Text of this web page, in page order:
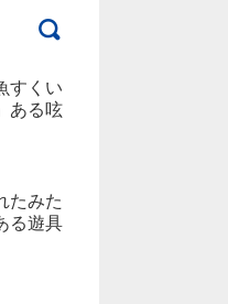
すくい
ある呟
たみた
る遊具